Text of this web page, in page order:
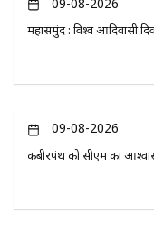
महासमुंद : विश्व आदिवासी
09-08-2026
कबीरपंथ को सीएम का